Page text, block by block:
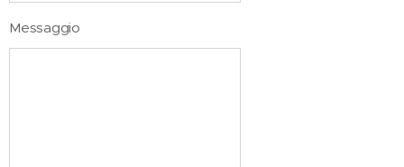
Messaggio